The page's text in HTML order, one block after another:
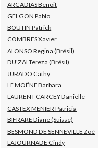
ARCADIAS Benoit
GELGON Pablo
BOUTIN Patrick
COMBRES Xavier
ALONSO Regina (Brésil)
DU'ZAI Tereza (Brésil)
JURADO Cathy
LE MOËNE Barbara
LAURENT CARCEY Danielle
CASTEX MENIER Patricia
BIFRARE Diane (Suisse)
BESMOND DE SENNEVILLE Zoé
LAJOURNADE Cindy